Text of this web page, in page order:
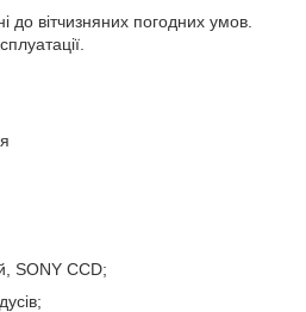
до вітчизняних погодних умов.
SONY CCD;